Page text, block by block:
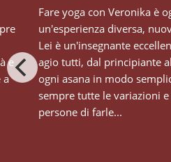
Fare yoga con Veronika è
un'esperienza diversa,
Lei è un'insegnante
agio tutti, dal principiante
ogni asana in modo
sempre tutte le variazioni
persone di farle...
e
a